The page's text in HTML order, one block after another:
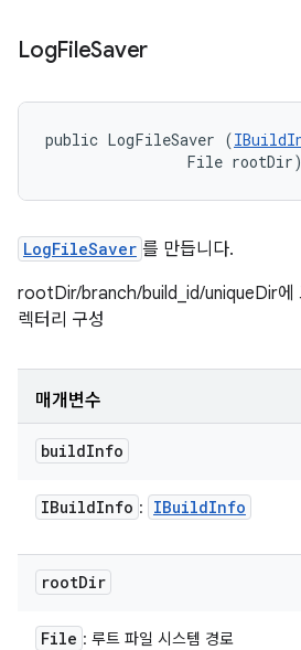
LogFileSaver
public LogFileSaver (
                File rootDir)
LogFileSaver 를 만듭니다.
rootDir/branch/build_id/uniqueDir에
렉터리 구성
매개변수
buildInfo
IBuildInfo : IBuildInfo
rootDir
File : 루트 파일 시스템 경로